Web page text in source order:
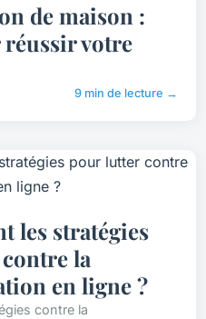
de maison :
votre
9 min de lecture →
les stratégies
la
en ligne ?
contre la